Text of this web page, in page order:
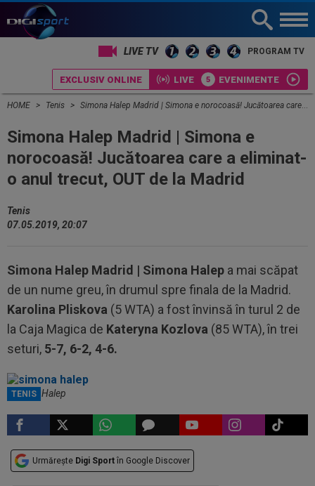
LIVE TV PROGRAM TV
EXCLUSIV ONLINE LIVE EVENIMENTE
HOME Tenis Simona Halep Madrid | Simona e norocoasă! Jucătoarea care a eliminat-o anul trecut, OUT de la Madrid
Simona Halep Madrid | Simona e
norocoasă! Jucătoarea care a eliminat-
o anul trecut, OUT de la Madrid
Tenis
07.05.2019, 20:07
Simona Halep Madrid | Simona Halep a mai scăpat
de un nume greu, în drumul spre finala de la Madrid.
Karolina Pliskova (5 WTA) a fost învinsă în turul 2 de
la Caja Magica de Kateryna Kozlova (85 WTA), în trei
seturi, 5-7, 6-2, 4-6.
TENIS
Simona Halep
Urmărește Digi Sport în Google Discover